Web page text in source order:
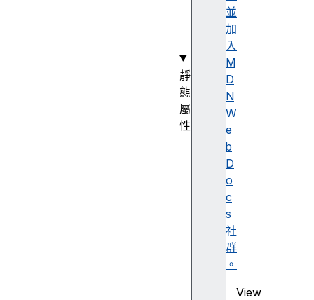
並
加
入
M
D
N
W
e
b
D
o
c
s
社
群
。
View
靜
態
屬
性